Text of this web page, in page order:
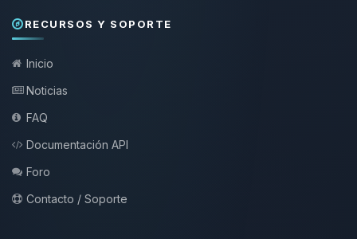
RECURSOS Y SOPORTE
Inicio
Noticias
FAQ
Documentación API
Foro
Contacto / Soporte